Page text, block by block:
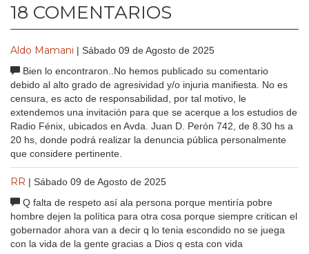
18 COMENTARIOS
Aldo Mamani | Sábado 09 de Agosto de 2025
Bien lo encontraron..No hemos publicado su comentario
debido al alto grado de agresividad y/o injuria manifiesta. No es
censura, es acto de responsabilidad, por tal motivo, le
extendemos una invitación para que se acerque a los estudios de
Radio Fénix, ubicados en Avda. Juan D. Perón 742, de 8.30 hs a
20 hs, donde podrá realizar la denuncia pública personalmente
que considere pertinente.
RR | Sábado 09 de Agosto de 2025
Q falta de respeto así ala persona porque mentiría pobre
hombre dejen la política para otra cosa porque siempre critican el
gobernador ahora van a decir q lo tenia escondido no se juega
con la vida de la gente gracias a Dios q esta con vida